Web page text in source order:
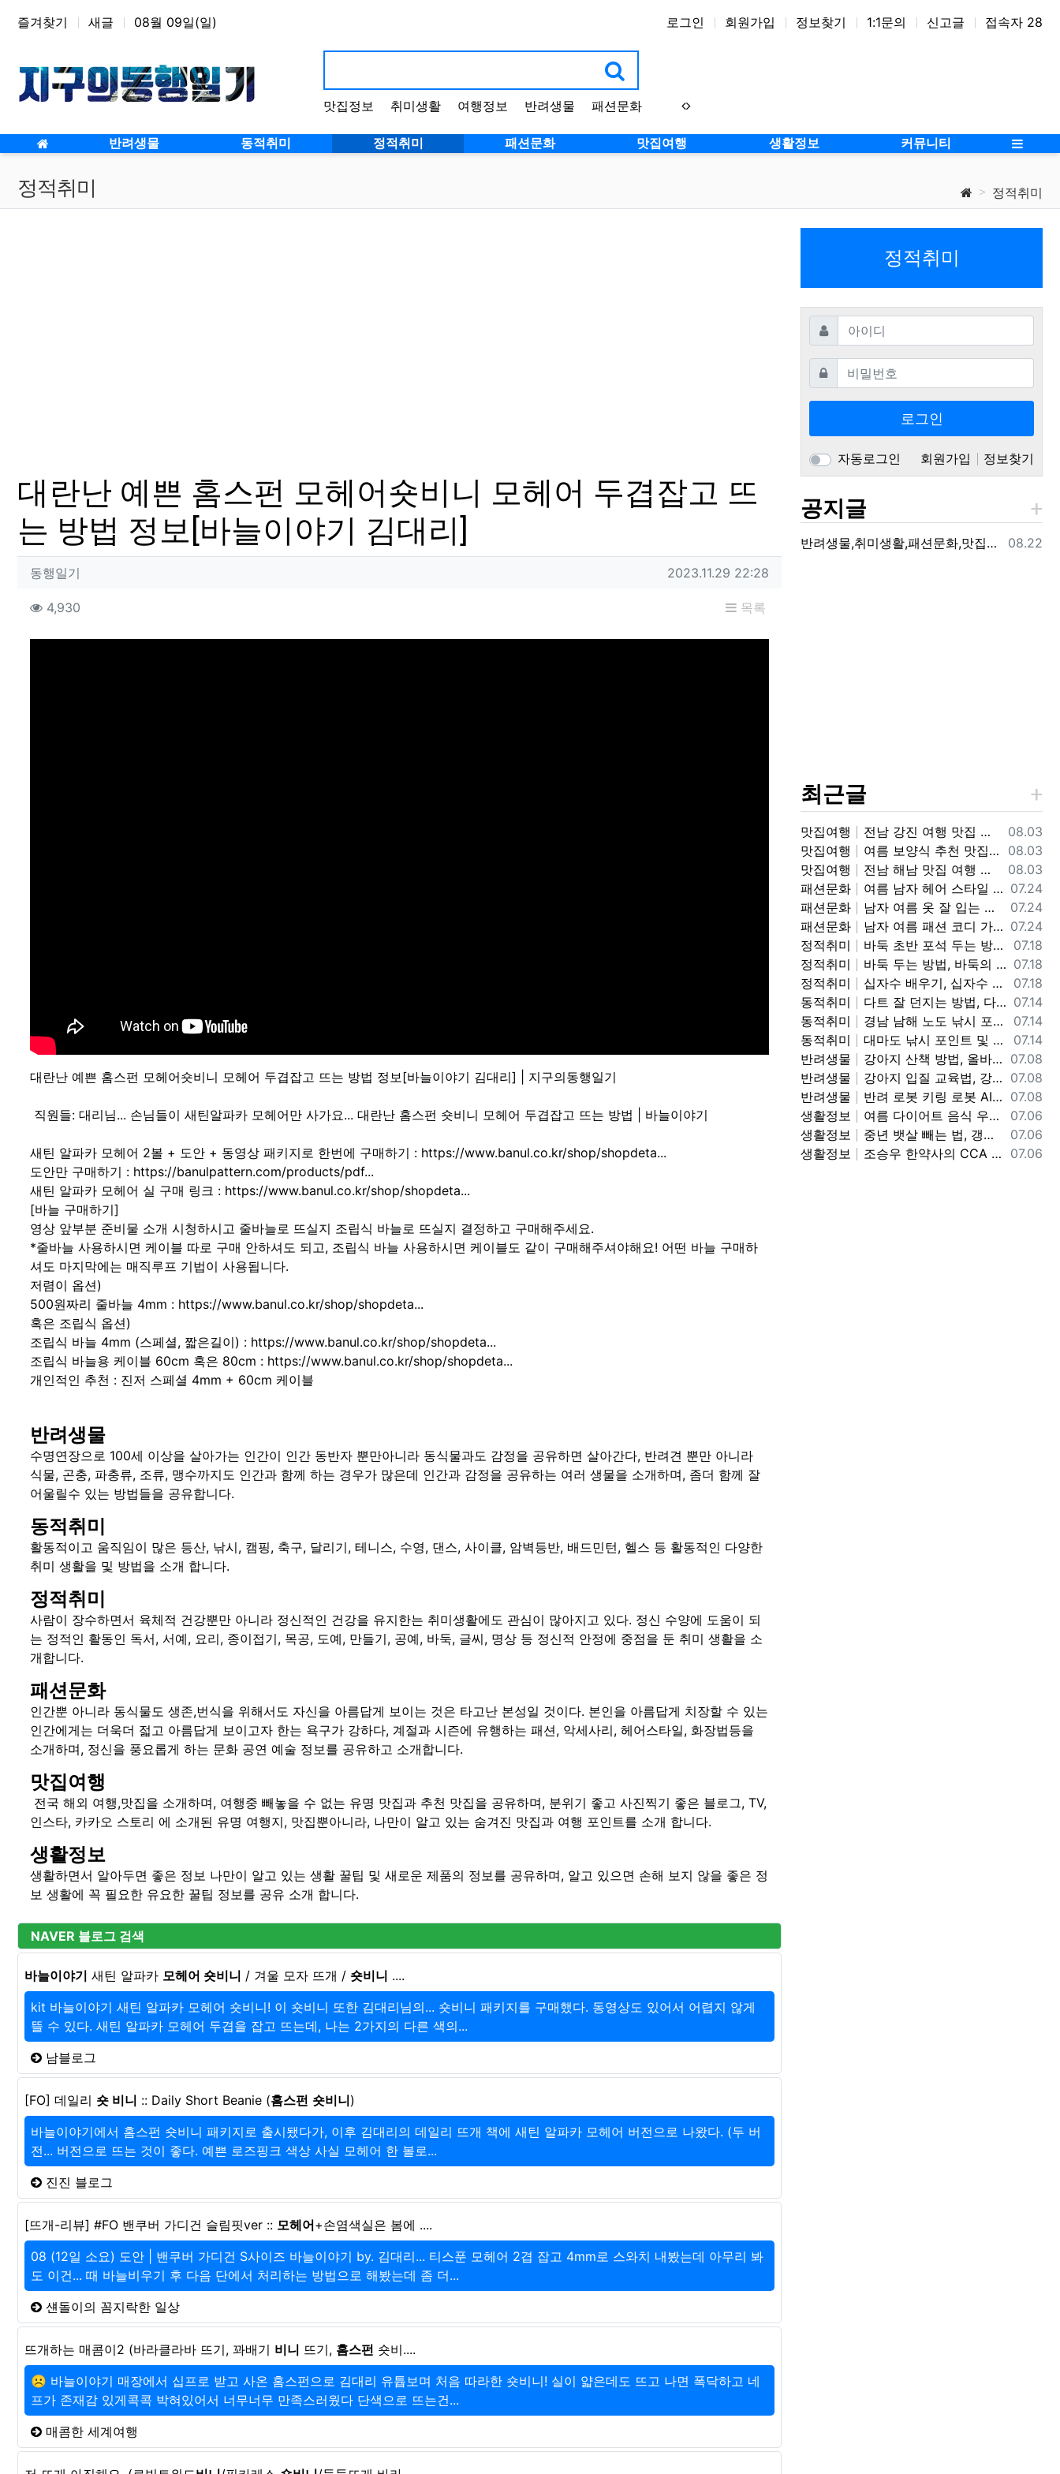
상단 네비
즐겨찾기 새글 08월 09일(일) 로그인 회원가입 정보찾기 1:1문의 신고글 접속자 28
맛집정보 취미생활 여행정보 반려생물 패션문화
반려생물 동적취미 정적취미 패션문화 맛집여행 생활정보 커뮤니티
정적취미 정적취미
대란난 예쁜 홈스펀 모헤어숏비니 모헤어 두겹잡고 뜨
는 방법 정보[바늘이야기 김대리]
작성자 정보
동행일기 작성일
2023.11.29 22:28
컨텐츠 정보
4,930 목록
대란난 예쁜 홈스펀 모헤어숏비니 모헤어 두겹잡고 뜨는 방법 정보[바늘이야기 김대리] | 지구의동행일기
직원들: 대리님... 손님들이 새틴알파카 모헤어만 사가요... 대란난 홈스펀 숏비니 모헤어 두겹잡고 뜨는 방법 | 바늘이야기
새틴 알파카 모헤어 2볼 + 도안 + 동영상 패키지로 한번에 구매하기 : https://www.banul.co.kr/shop/shopdeta...
도안만 구매하기 : https://banulpattern.com/products/pdf...
새틴 알파카 모헤어 실 구매 링크 : https://www.banul.co.kr/shop/shopdeta...
[바늘 구매하기]
영상 앞부분 준비물 소개 시청하시고 줄바늘로 뜨실지 조립식 바늘로 뜨실지 결정하고 구매해주세요.
*줄바늘 사용하시면 케이블 따로 구매 안하셔도 되고, 조립식 바늘 사용하시면 케이블도 같이 구매해주셔야해요! 어떤 바늘 구매하
셔도 마지막에는 매직루프 기법이 사용됩니다.
저렴이 옵션)
500원짜리 줄바늘 4mm : https://www.banul.co.kr/shop/shopdeta...
혹은 조립식 옵션)
조립식 바늘 4mm (스페셜, 짧은길이) : https://www.banul.co.kr/shop/shopdeta...
조립식 바늘용 케이블 60cm 혹은 80cm : https://www.banul.co.kr/shop/shopdeta...
개인적인 추천 : 진저 스페셜 4mm + 60cm 케이블
반려생물
수명연장으로 100세 이상을 살아가는 인간이 인간 동반자 뿐만아니라 동식물과도 감정을 공유하면 살아간다, 반려견 뿐만 아니라
식물, 곤충, 파충류, 조류, 맹수까지도 인간과 함께 하는 경우가 많은데 인간과 감정을 공유하는 여러 생물을 소개하며, 좀더 함께 잘
어울릴수 있는 방법들을 공유합니다.
동적취미
활동적이고 움직임이 많은 등산, 낚시, 캠핑, 축구, 달리기, 테니스, 수영, 댄스, 사이클, 암벽등반, 배드민턴, 헬스 등 활동적인 다양한
취미 생활을 및 방법을 소개 합니다.
정적취미
사람이 장수하면서 육체적 건강뿐만 아니라 정신적인 건강을 유지한는 취미생활에도 관심이 많아지고 있다. 정신 수양에 도움이 되
는 정적인 활동인 독서, 서예, 요리, 종이접기, 목공, 도예, 만들기, 공예, 바둑, 글씨, 명상 등 정신적 안정에 중점을 둔 취미 생활을 소
개합니다.
패션문화
인간뿐 아니라 동식물도 생존,번식을 위해서도 자신을 아름답게 보이는 것은 타고난 본성일 것이다. 본인을 아름답게 치장할 수 있는
인간에게는 더욱더 젋고 아름답게 보이고자 한는 욕구가 강하다, 계절과 시즌에 유행하는 패션, 악세사리, 헤어스타일, 화장법등을
소개하며, 정신을 풍요롭게 하는 문화 공연 예술 정보를 공유하고 소개합니다.
맛집여행
전국 해외 여행,맛집을 소개하며, 여행중 빼놓을 수 없는 유명 맛집과 추천 맛집을 공유하며, 분위기 좋고 사진찍기 좋은 블로그, TV,
인스타, 카카오 스토리 에 소개된 유명 여행지, 맛집뿐아니라, 나만이 알고 있는 숨겨진 맛집과 여행 포인트를 소개 합니다.
생활정보
생활하면서 알아두면 좋은 정보 나만이 알고 있는 생활 꿀팁 및 새로운 제품의 정보를 공유하며, 알고 있으면 손해 보지 않을 좋은 정
보 생활에 꼭 필요한 유요한 꿀팁 정보를 공유 소개 합니다.
NAVER 블로그 검색
바늘이야기 새틴 알파카 모헤어 숏비니 / 겨울 모자 뜨개 / 숏비니 ....
kit 바늘이야기 새틴 알파카 모헤어 숏비니! 이 숏비니 또한 김대리님의... 숏비니 패키지를 구매했다. 동영상도 있어서 어렵지 않게
뜰 수 있다. 새틴 알파카 모헤어 두겹을 잡고 뜨는데, 나는 2가지의 다른 색의...
남블로그
[FO] 데일리 숏 비니 :: Daily Short Beanie (홈스펀 숏비니)
바늘이야기에서 홈스펀 숏비니 패키지로 출시됐다가, 이후 김대리의 데일리 뜨개 책에 새틴 알파카 모헤어 버전으로 나왔다. (두 버
전... 버전으로 뜨는 것이 좋다. 예쁜 로즈핑크 색상 사실 모헤어 한 볼로...
진진 블로그
[뜨개-리뷰] #FO 밴쿠버 가디건 슬림핏ver :: 모헤어+손염색실은 봄에 ....
08 (12일 소요) 도안 | 밴쿠버 가디건 S사이즈 바늘이야기 by. 김대리... 티스푼 모헤어 2겹 잡고 4mm로 스와치 내봤는데 아무리 봐
도 이건... 때 바늘비우기 후 다음 단에서 처리하는 방법으로 해봤는데 좀 더...
섄돌이의 꼼지락한 일상
뜨개하는 매콤이2 (바라클라바 뜨기, 꽈배기 비니 뜨기, 홈스펀 숏비....
☹️ 바늘이야기 매장에서 십프로 받고 사온 홈스펀으로 김대리 유튭보며 처음 따라한 숏비니! 실이 얇은데도 뜨고 나면 폭닥하고 네
프가 존재감 있게콕콕 박혀있어서 너무너무 만족스러웠다 단색으로 뜨는건...
매콤한 세계여행
정적취미
아이디 필수
비밀번호필수
로그인
자동로그인 회원가입 정보찾기
공지글
등록일
08.22
반려생물,취미생활,패션문화,맛집여행,생활정보를 제공하는 지구의동행일기 입니다.
최근글
등록일
08.03
맛집여행
전남 강진 여행 맛집 가볼만한 곳, 강진 흑염소 맛집 갈만한 곳 추천 정보
등록일
08.03
맛집여행
여름 보양식 추천 맛집, 인천 맛집 가볼만한 곳, 인천 민어회 맛집 "화선횟집" 갈만한곳 추천 정보
등록일
08.03
맛집여행
전남 해남 맛집 여행 가볼만한 곳, 해남읍(소고기, 애호박찌개, 돈까스), 산이면-내장탕, 땅끝-횟집, 우수영-소고기, 두륜산-닭코스요리, 대흥사-보리쌈밥, 고구마빵 맛집 갈만한곳 정보
등록일
07.24
패션문화
여름 남자 헤어 스타일 정보, 여름에 인기 있는 남자 헤어 컬러, 스타일 정보
등록일
07.24
패션문화
남자 여름 옷 잘 입는 방법, 여자들이 좋아 하는 남자 여름 패션 코디 정보, 남자 여름 코디 패션 스타일 정보
등록일
07.24
패션문화
남자 여름 패션 코디 가성비 좋은 패션 브랜드, 코디 정보, 남자 여름옷 예쁘고 멋지게 입는 코디 및 브랜드 가격 정보
등록일
07.18
정적취미
바둑 초반 포석 두는 방법, 바둑 포석 정석 행마, 사활, 끝내기, 맥, 공격, 방어 기본 기초 정보, 바둑 잘 두는 기초 정보
등록일
07.18
정적취미
바둑 두는 방법, 바둑의 기초 바둑 용어 및 집 규칙 정보, 바둑 배우는 방법 정보
등록일
07.18
정적취미
십자수 배우기, 십자수 기초 입문 디멘션 도안보는 방법 정보
등록일
07.14
동적취미
다트 잘 던지는 방법, 다트 그립, 자세, 스로잉 방법, 다트 기본 자세 및 던지는 방법 정보
등록일
07.14
동적취미
경남 남해 노도 낚시 포인트 및 조황 정보, 노도 낚시 포인트, 채비, 미끼 조과 정보
등록일
07.14
동적취미
대마도 낚시 포인트 및 조황 정보, 일본 대마도 낚시 가볼만한 곳 정보
등록일
07.08
반려생물
강아지 산책 방법, 올바른 핸들링 워킹 방법, 어린 강아지 산책 교육 방법 정보
등록일
07.08
반려생물
강아지 입질 교육법, 강아지 무는 버릇 고치는 방법, 깨무는 강아지 입질 멈추는 교육법 정보
등록일
07.08
반려생물
반려 로봇 키링 로봇 AI 로봇 정보, 반려 로봇 키링 로봇 사용법 기능 정보
등록일
07.06
생활정보
여름 다이어트 음식 우묵가사리 냉국 만드는 방법, 우묵가사리 냉국 레시피, 여름철 별미 맛있는 우묵가사리 냉국 만드는 법 정보
등록일
07.06
생활정보
중년 뱃살 빼는 법, 갱년기 중년 뱃살 복부 지방 빼는 방법, 중년 뱃살 빠지는 식단 정보
등록일
07.06
생활정보 조승우 한약사의 CCA 까 주스 레시피, CCA 까 주스 만드는 방법, 맛있고 몸에 좋은 까 주스 정보